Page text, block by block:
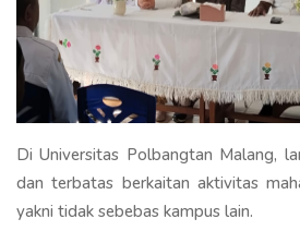
Di Universitas Polbangtan Malang,
dan terbatas berkaitan aktivitas
yakni tidak sebebas kampus lain.